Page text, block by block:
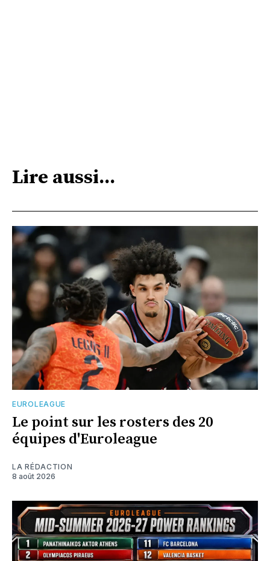
Lire aussi...
EUROLEAGUE
Le point sur les rosters des 20
équipes d'Euroleague
LA RÉDACTION
8 août 2026